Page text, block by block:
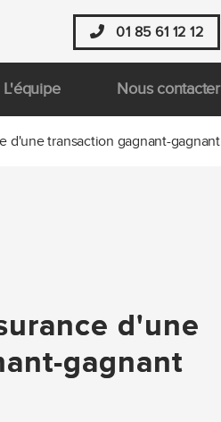
01 85 61 12 12
L'équipe Nous contacter
d'une transaction gagnant-gagnant
d'une
gagnant